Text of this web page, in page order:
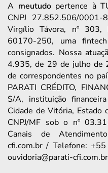
A meutudopertence à
CNPJ 27.852.506/
Virgílio Távora, nº 303,
60170-250, uma
consignados. Nossa
4.935, de 29 de julho de
de correspondentes no
PARATI CRÉDITO,
S/A, instituição
Cidade de Vitória, Estado
CNPJ/MF sob o nº
Canais de
cfi.com.br / Telefone:
ouvidoria@parati-